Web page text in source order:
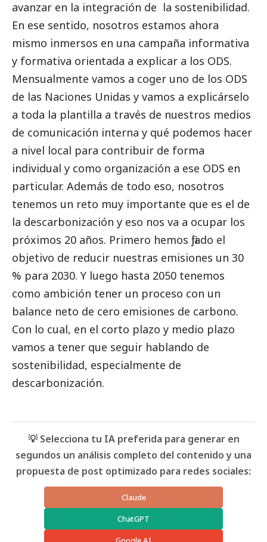
avanzar en la integración de la sostenibilidad.
En ese sentido, nosotros estamos ahora
mismo inmersos en una campaña informativa
y formativa orientada a explicar a los ODS.
Mensualmente vamos a coger uno de los ODS
de las Naciones Unidas y vamos a explicárselo
a toda la plantilla a través de nuestros medios
de comunicación interna y qué podemos hacer
a nivel local para contribuir de forma
individual y como organización a ese ODS en
particular. Además de todo eso, nosotros
tenemos un reto muy importante que es el de
la descarbonización y eso nos va a ocupar los
próximos 20 años. Primero hemos fijado el
objetivo de reducir nuestras emisiones un 30
% para 2030. Y luego hasta 2050 tenemos
como ambición tener un proceso con un
balance neto de cero emisiones de carbono.
Con lo cual, en el corto plazo y medio plazo
vamos a tener que seguir hablando de
sostenibilidad, especialmente de
descarbonización.
💡 Selecciona tu IA preferida para generar en
segundos un análisis completo del contenido y una
propuesta de post optimizado para redes sociales:
Claude
ChatGPT